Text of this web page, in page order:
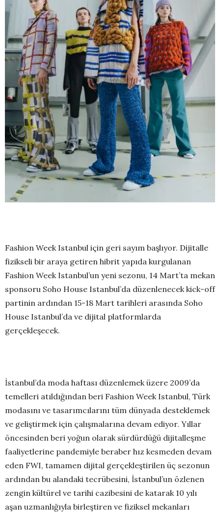
Fashion Week Istanbul için geri sayım başlıyor. Dijitalle
fizikseli bir araya getiren hibrit yapıda kurgulanan
Fashion Week Istanbul’un yeni sezonu, 14 Mart’ta mekan
sponsoru Soho House Istanbul’da düzenlenecek kick-off
partinin ardından 15-18 Mart tarihleri arasında Soho
House Istanbul’da ve dijital platformlarda
gerçekleşecek.
İstanbul’da moda haftası düzenlemek üzere 2009’da
temelleri atıldığından beri Fashion Week Istanbul, Türk
modasını ve tasarımcılarını tüm dünyada desteklemek
ve geliştirmek için çalışmalarına devam ediyor. Yıllar
öncesinden beri yoğun olarak sürdürdüğü dijitalleşme
faaliyetlerine pandemiyle beraber hız kesmeden devam
eden FWI, tamamen dijital gerçekleştirilen üç sezonun
ardından bu alandaki tecrübesini, İstanbul’un özlenen
zengin kültürel ve tarihi cazibesini de katarak 10 yılı
aşan uzmanlığıyla birleştiren ve fiziksel mekanları